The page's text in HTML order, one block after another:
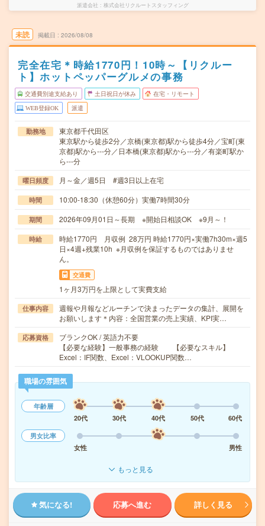
派遣会社 株式会社リクルートスタッフィング
未読 掲載日 2026/08/08
完全在宅＊時給1770円！10時～【リクルー
ト】ホットペッパーグルメの事務
交通費別途支給あり 土日祝日が休み 在宅・リモート
WEB登録OK 派遣
勤務地
東京都千代田区
東京駅から徒歩2分／京橋(東京都)駅から徒歩4分／宝町(東
京都)駅から---分／日本橋(東京都)駅から---分／有楽町駅か
ら---分
曜日頻度 月～金／週5日 #週3日以上在宅
時間 10:00-18:30（休憩60分）実働7時間30分
期間 2026年09月01日～長期 ※開始日相談OK ※9月～！
時給
時給1770円 月収例 28万円 時給1770円×実働7h30m×週5
日×4週+残業10h ※月収例を保証するものではありませ
ん。
交通費
1ヶ月3万円を上限として実費支給
仕事内容
週報や月報などルーチンで決まったデータの集計、展開を
お願いします＊内容：全国営業の売上実績、KPI実…
応募資格
ブランクOK / 英語力不要
【必要な経験】一般事務の経験 【必要なスキル】
Excel：IF関数、Excel：VLOOKUP関数…
職場の雰囲気
年齢層
20代
30代 40代 50代
60代
男女比率
女性
男性
もっと見る
気になる! 応募へ進む 詳しく見る